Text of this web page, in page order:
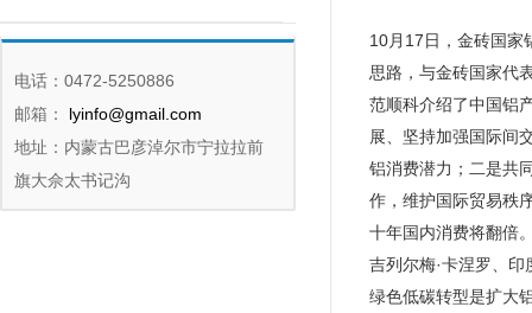
电话：0472-5250886
邮箱：
lyinfo@gmail.com
地址：内蒙古巴彦淖尔市宁拉拉前
旗大佘太书记沟
10月17日，金砖国家
思路，与金砖国家代
范顺科介绍了中国铝
展、坚持加强国际间
铝消费潜力；二是共
作，维护国际贸易秩
十年国内消费将翻倍
吉列尔梅·卡涅罗、
绿色低碳转型是扩大